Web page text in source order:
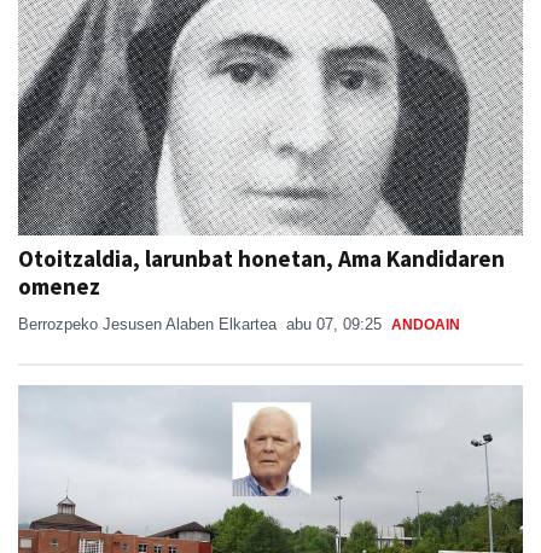
Otoitzaldia, larunbat honetan, Ama Kandidaren
omenez
Berrozpeko Jesusen Alaben Elkartea abu 07, 09:25 ANDOAIN